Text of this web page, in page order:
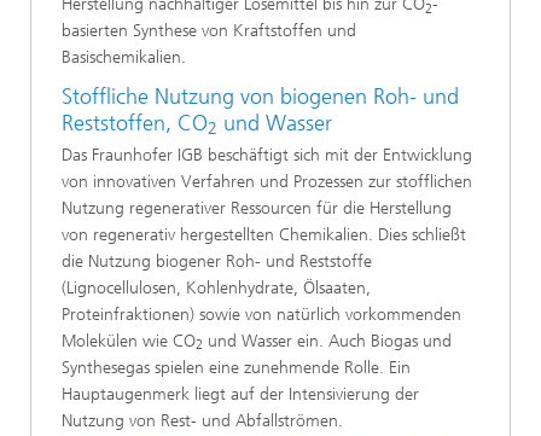
Herstellung nachhaltiger Lösemittel bis hin zur CO2-
basierten Synthese von Kraftstoffen und
Basischemikalien.
Stoffliche Nutzung von biogenen Roh- und
Reststoffen, CO2 und Wasser
Das Fraunhofer IGB beschäftigt sich mit der Entwicklung
von innovativen Verfahren und Prozessen zur stofflichen
Nutzung regenerativer Ressourcen für die Herstellung
von regenerativ hergestellten Chemikalien. Dies schließt
die Nutzung biogener Roh- und Reststoffe
(Lignocellulosen, Kohlenhydrate, Ölsaaten,
Proteinfraktionen) sowie von natürlich vorkommenden
Molekülen wie CO2 und Wasser ein. Auch Biogas und
Synthesegas spielen eine zunehmende Rolle. Ein
Hauptaugenmerk liegt auf der Intensivierung der
Nutzung von Rest- und Abfallströmen.